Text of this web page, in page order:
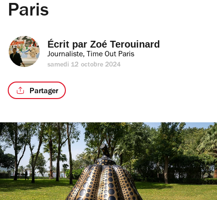
Paris
Écrit par Zoé Terouinard
Journaliste, Time Out Paris
samedi 12 octobre 2024
Partager